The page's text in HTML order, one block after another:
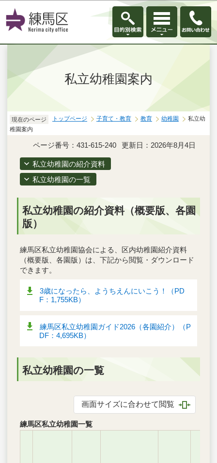
このページの本文へ移動
私立幼稚園案内
現在のページ トップページ 子育て・教育 教育 幼稚園
私立幼
稚園案内
ページ番号：431-615-240 更新日：2026年8月4日
私立幼稚園の紹介資料
私立幼稚園の一覧
私立幼稚園の紹介資料（概要版、各園
版）
練馬区私立幼稚園協会による、区内幼稚園紹介資料
（概要版、各園版）は、下記から閲覧・ダウンロード
できます。
3歳になったら、ようちえんにいこう！（PD
F：1,755KB）
練馬区私立幼稚園ガイド2026（各園紹介）（P
DF：4,695KB）
私立幼稚園の一覧
画面サイズに合わせて閲覧
練馬区私立幼稚園一覧